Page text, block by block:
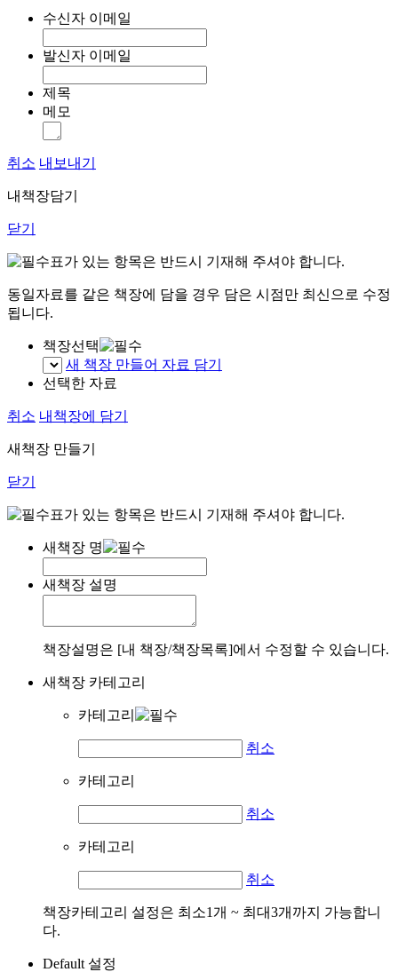
수신자 이메일
발신자 이메일
제목
메모
취소 내보내기
내책장담기
닫기
표가 있는 항목은 반드시 기재해 주셔야 합니다.
동일자료를 같은 책장에 담을 경우 담은 시점만 최신으로 수정
됩니다.
책장선택
새 책장 만들어 자료 담기
선택한 자료
취소 내책장에 담기
새책장 만들기
닫기
표가 있는 항목은 반드시 기재해 주셔야 합니다.
새책장 명
새책장 설명
책장설명은 [내 책장/책장목록]에서 수정할 수 있습니다.
새책장 카테고리
카테고리
취소
카테고리
취소
카테고리
취소
책장카테고리 설정은 최소1개 ~ 최대3개까지 가능합니
다.
Default 설정